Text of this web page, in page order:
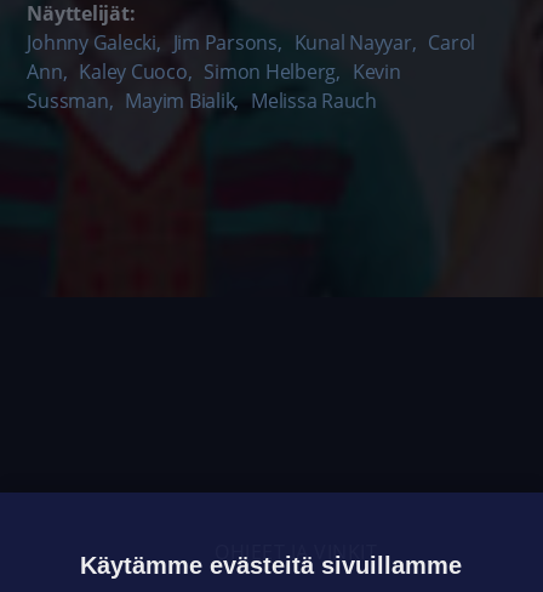
Näyttelijät:
Johnny Galecki, Jim Parsons, Kunal Nayyar, Carol
Ann, Kaley Cuoco, Simon Helberg, Kevin
Sussman, Mayim Bialik, Melissa Rauch
OHJEET JA VINKIT
Käytämme evästeitä sivuillamme